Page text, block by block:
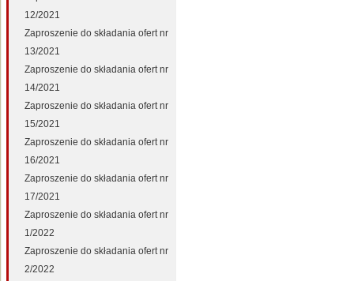
12/2021
Zaproszenie do składania ofert nr
13/2021
Zaproszenie do składania ofert nr
14/2021
Zaproszenie do składania ofert nr
15/2021
Zaproszenie do składania ofert nr
16/2021
Zaproszenie do składania ofert nr
17/2021
Zaproszenie do składania ofert nr
1/2022
Zaproszenie do składania ofert nr
2/2022